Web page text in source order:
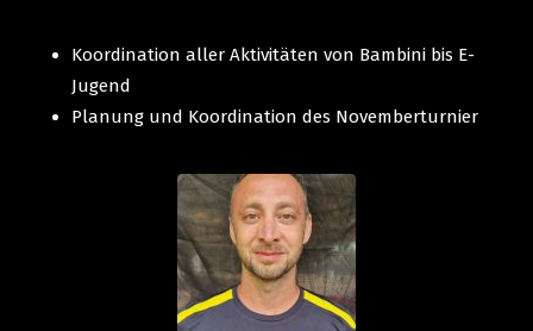
Koordination aller Aktivitäten von Bambini bis E-
Jugend
Planung und Koordination des Novemberturnier